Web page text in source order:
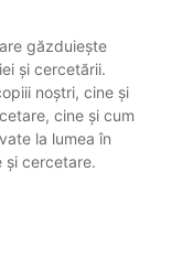
găzduiește
și cercetării.
noștri, cine și
cine și cum
la lumea în
și cercetare.